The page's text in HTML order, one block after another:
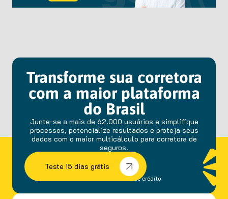
Transforme sua corretora
com a maior plataforma
do Brasil
Junte-se a mais de 62.000 usuários e simplifique
processos, potencialize resultados e proteja seus
dados com o maior multicálculo para corretora de
seguros.
Teste 15 dias grátis
sem fidelidade e cartão de crédito